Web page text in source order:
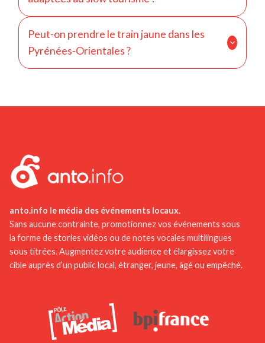
et ses montagnes, le département est idéal pour un
tourisme lent et immersif.
Peut-on prendre le train jaune dans les
Pyrénées-Orientales ?
exceptionnelle.
anto.info le média des événements locaux.
Sans aucune contrainte, promotionnez vos événements sous
la forme de stories vidéos ou de notes vocales multilingues
sous titrées. Augmentez votre audience et élargissez votre
cible auprès d’un public local, étranger, jeune, âgé ou empêché.